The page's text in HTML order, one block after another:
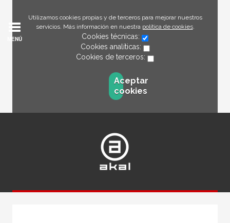
Utilizamos cookies propias y de terceros para mejorar nuestros
servicios. Más información en nuestra política de cookies.
Cookies técnicas:
Cookies analíticas:
Cookies de terceros:
Aceptar
cookies
MENÚ